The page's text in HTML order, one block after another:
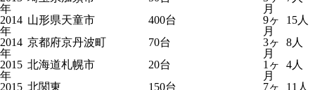
年
月
2014
年
山形県天童市 400台
9ヶ
月
15人
2014
年
京都府京丹波町 70台
3ヶ
月
8人
2015
年
北海道札幌市 20台
1ヶ
月
4人
2015 北関東 150台
7ヶ
11人